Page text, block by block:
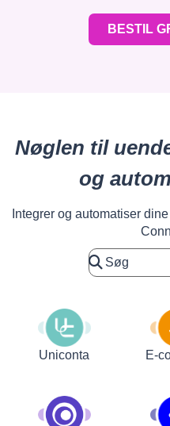
BESTIL
Nøglen til
og
Integrer og automatiser
Uniconta E-